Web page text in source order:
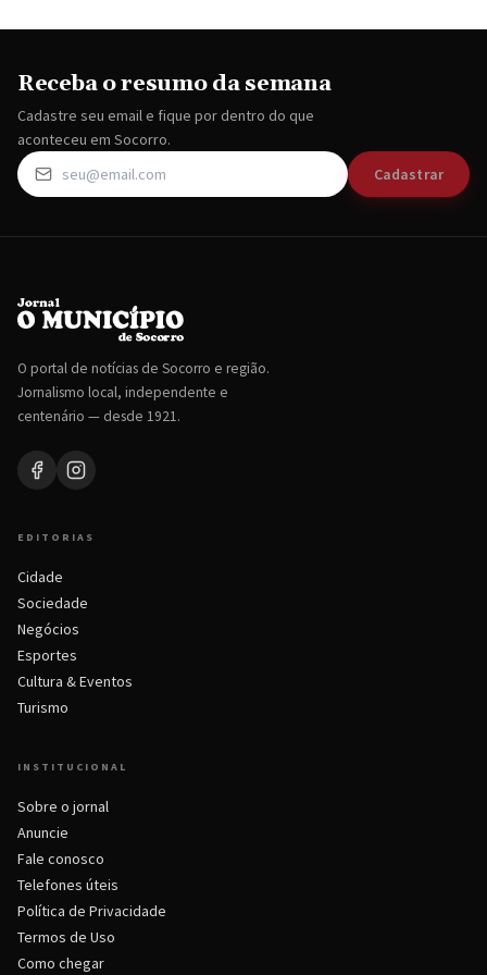
Receba o resumo da semana
Cadastre seu email e fique por dentro do que
aconteceu em Socorro.
Cadastrar
O portal de notícias de Socorro e região.
Jornalismo local, independente e
centenário — desde 1921.
EDITORIAS
Cidade
Sociedade
Negócios
Esportes
Cultura & Eventos
Turismo
INSTITUCIONAL
Sobre o jornal
Anuncie
Fale conosco
Telefones úteis
Política de Privacidade
Termos de Uso
Como chegar